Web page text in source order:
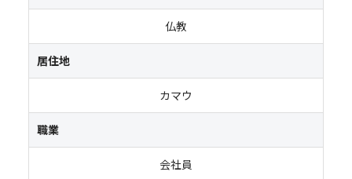
仏教
居住地
カマウ
職業
会社員